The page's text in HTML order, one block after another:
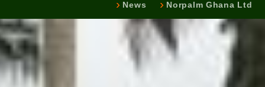
News Norpalm Ghana Ltd